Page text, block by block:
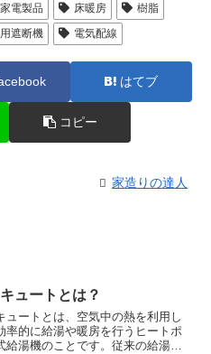
家電製品 床暖房
樹脂
遮断機 電気配線
はてブ
コピー
家造りの達人
ュートとは？
ュートとは、空気中の熱を利用し
率的に給湯や暖房を行うヒートポ
給湯機のことです。従来の給湯器